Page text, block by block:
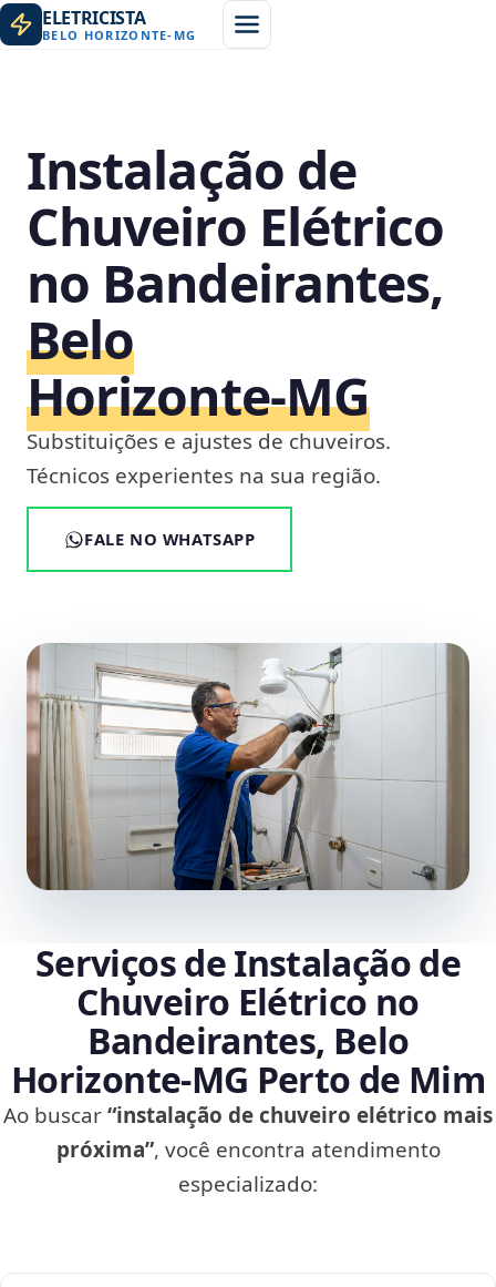
ELETRICISTA
BELO HORIZONTE- MG
Instalação de
Chuveiro Elétrico
no Bandeirantes,
Belo
Horizonte‑MG
Substituições e ajustes de chuveiros.
Técnicos experientes na sua região.
FALE NO WHATSAPP
Serviços de Instalação de
Chuveiro Elétrico no
Bandeirantes, Belo
Horizonte‑MG Perto de Mim
Ao buscar“instalação de chuveiro elétrico mais
próxima”, você encontra atendimento
especializado: